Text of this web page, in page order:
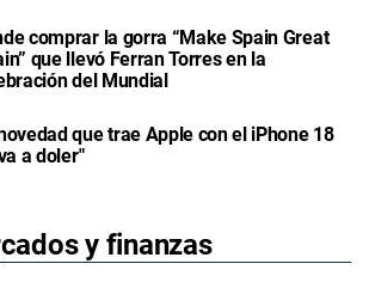
comprar la gorra “Make Spain Great
que llevó Ferran Torres en la
del Mundial
que trae Apple con el iPhone 18
a doler"
y finanzas